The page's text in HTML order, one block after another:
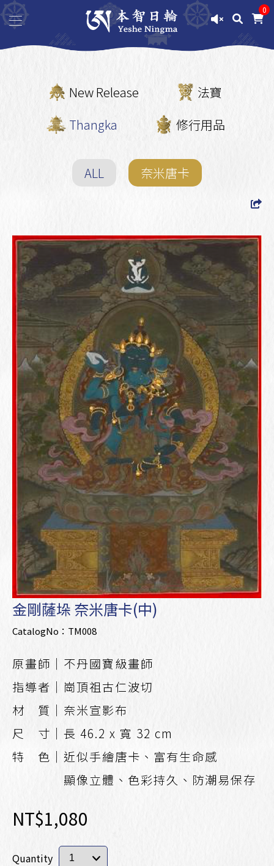
0
New Release
法寶
Thangka
修行用品
ALL 奈米唐卡
金剛薩垛 奈米唐卡(中)
CatalogNo：TM008
原畫師｜不丹國寶級畫師
指導者｜崗頂祖古仁波切
材 質｜奈米宣影布
尺 寸｜長 46.2 x 寬 32 cm
特 色｜近似手繪唐卡、富有生命感
顯像立體、色彩持久、防潮易保存
NT$1,080
Quantity